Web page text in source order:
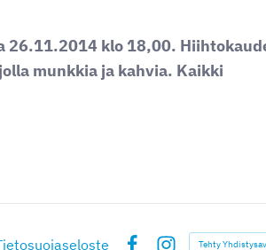
26.11.2014 klo 18,00.
munkkia ja kahvia. Kaikki
Tehty